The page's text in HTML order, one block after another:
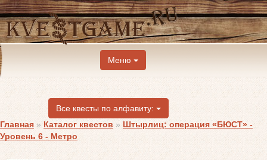
Меню
Все квесты по алфавиту:
Главная » Каталог квестов » Штырлиц: операция «БЮСТ» -
Уровень 6 - Метро